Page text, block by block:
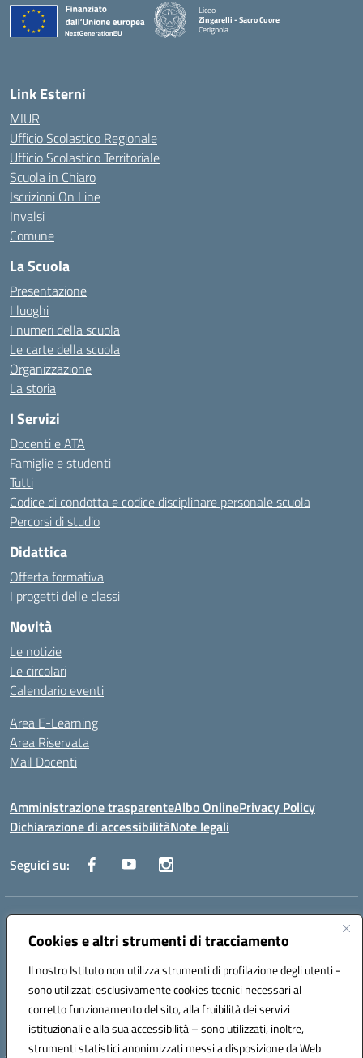
Cookies e altri strumenti di tracciamento
Il nostro Istituto non utilizza strumenti di profilazione degli utenti -
sono utilizzati esclusivamente cookies tecnici necessari al
corretto funzionamento del sito, alla fruibilità dei servizi
istituzionali e alla sua accessibilità – sono utilizzati, inoltre,
strumenti statistici anonimizzati messi a disposizione da Web
Liceo
Zingarelli - Sacro Cuore
Cerignola
— Visita la pagina iniziale della scuola
Link Esterni
MIUR
Ufficio Scolastico Regionale
Ufficio Scolastico Territoriale
Scuola in Chiaro
Iscrizioni On Line
Invalsi
Comune
La Scuola
Presentazione
I luoghi
I numeri della scuola
Le carte della scuola
Organizzazione
La storia
I Servizi
Docenti e ATA
Famiglie e studenti
Tutti
Codice di condotta e codice disciplinare personale scuola
Percorsi di studio
Didattica
Offerta formativa
I progetti delle classi
Novità
Le notizie
Le circolari
Calendario eventi
Area E-Learning
Area Riservata
Mail Docenti
Amministrazione trasparenteAlbo OnlinePrivacy Policy
Dichiarazione di accessibilitàNote legali
Seguici su:
Indirizzo:
Centralino:0885 417864 Email:fgpc180008@istruzione.it
Codice fiscale: 90043150714
Codice meccanografico:
FGPC180008
Codice Indice delle Pubbliche Amministrazioni (IPA): lzcc